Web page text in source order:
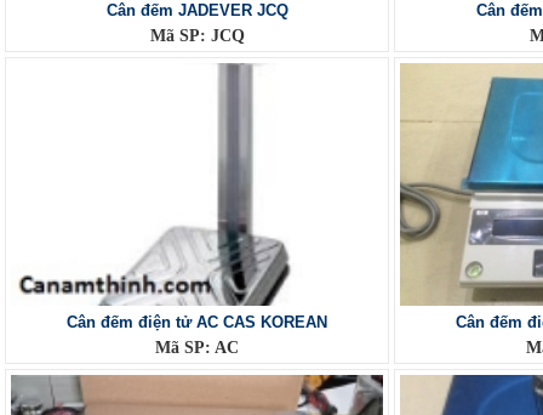
Cân đếm JADEVER JCQ
Mã SP: JCQ
Cân
Cân đếm điện tử AC CAS KOREAN
Mã SP: AC
Cân đếm